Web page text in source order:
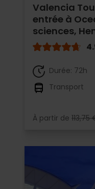
Valencia
entrée à
sciences,
Durée: 72h
Transport
À partir de 113,75